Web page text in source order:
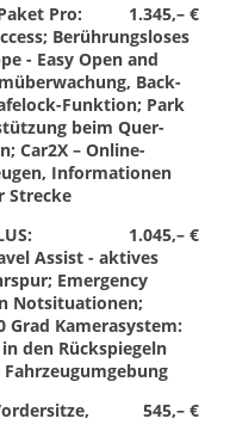
1.345,– €
Pro:
Berührungsloses
- Easy Open and
Back-
Funktion; Park
beim Quer-
Car2X – Online-
Informationen
Strecke
1.045,– €
Assist - aktives
Emergency
Notsituationen;
Grad Kamerasystem:
den Rückspiegeln
545,– €